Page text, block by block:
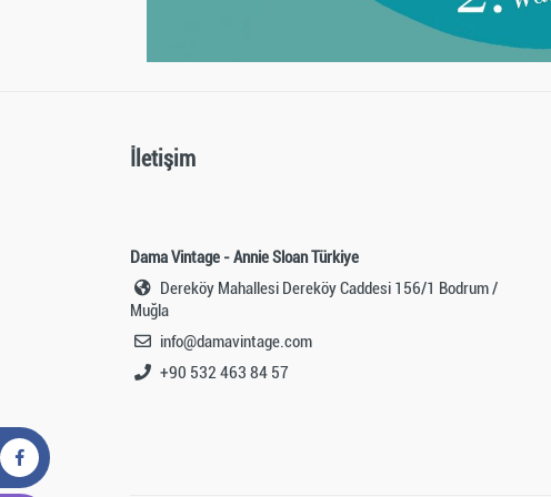
İletişim
Dama Vintage - Annie Sloan Türkiye
Dereköy Mahallesi Dereköy Caddesi 156/1 Bodrum /
Muğla
info@damavintage.com
+90 532 463 84 57